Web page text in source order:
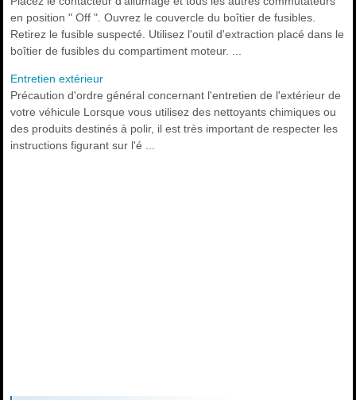
en position " Off ". Ouvrez le couvercle du boîtier de fusibles.
Retirez le fusible suspecté. Utilisez l'outil d'extraction placé dans le
boîtier de fusibles du compartiment moteur. ...
Entretien extérieur
Précaution d'ordre général concernant l'entretien de l'extérieur de
votre véhicule Lorsque vous utilisez des nettoyants chimiques ou
des produits destinés à polir, il est très important de respecter les
instructions figurant sur l'é ...